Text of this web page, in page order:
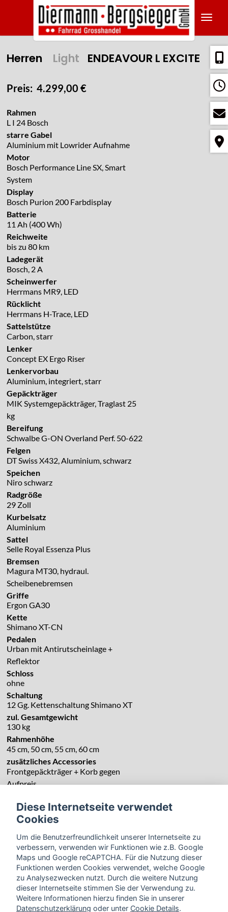
Herren Light ENDEAVOUR L EXCITE
Preis: 4.299,00 €
Rahmen
L I 24 Bosch
starre Gabel
Aluminium mit Lowrider Aufnahme
Motor
Bosch Performance Line SX, Smart
System
Display
Bosch Purion 200 Farbdisplay
Batterie
11 Ah (400 Wh)
Reichweite
bis zu 80 km
Ladegerät
Bosch, 2 A
Scheinwerfer
Herrmans MR9, LED
Rücklicht
Herrmans H-Trace, LED
Sattelstütze
Carbon, starr
Lenker
Concept EX Ergo Riser
Lenkervorbau
Aluminium, integriert, starr
Gepäckträger
MIK Systemgepäckträger, Traglast 25
kg
Bereifung
Schwalbe G-ON Overland Perf. 50-622
Felgen
DT Swiss X432, Aluminium, schwarz
Speichen
Niro schwarz
Radgröße
29 Zoll
Kurbelsatz
Aluminium
Sattel
Selle Royal Essenza Plus
Bremsen
Magura MT30, hydraul.
Scheibenebremsen
Griffe
Ergon GA30
Kette
Shimano XT-CN
Pedalen
Urban mit Antirutscheinlage +
Reflektor
Schloss
ohne
Schaltung
12 Gg. Kettenschaltung Shimano XT
zul. Gesamtgewicht
130 kg
Rahmenhöhe
45 cm, 50 cm, 55 cm, 60 cm
zusätzliches Accessories
Frontgepäckträger + Korb gegen
Aufpreis
Diese Internetseite verwendet
Cookies
Um die Benutzerfreundlichkeit unserer Internetseite zu
verbessern, verwenden wir Funktionen wie z.B. Google
Maps und Google reCAPTCHA. Für die Nutzung dieser
Funktionen werden Cookies verwendet, welche Google
zu Analysezwecken nutzt. Durch die weitere Nutzung
dieser Internetseite stimmen Sie der Verwendung zu.
Weitere Informationen hierzu finden Sie in unserer
Datenschutzerklärung oder unter Cookie Details.